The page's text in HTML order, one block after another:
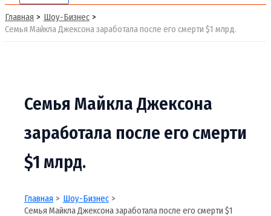
Главная
Шоу-Бизнес
Семья Майкла Джексона заработала после его смерти $1 млрд.
Семья Майкла Джексона
заработала после его смерти
$1 млрд.
Главная
Шоу-Бизнес
Семья Майкла Джексона заработала после его смерти $1